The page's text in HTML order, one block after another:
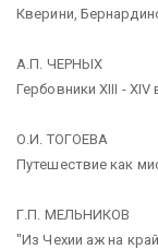
Кверини,
А.П. ЧЕРНЫХ
Гербовники XIII -
О.И. ТОГОЕВА
Путешествие как
Г.П. МЕЛЬНИКОВ
"Из Чехии аж на